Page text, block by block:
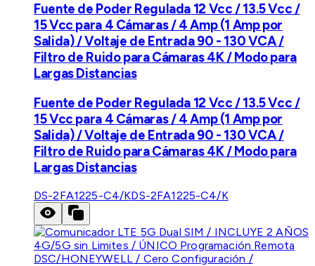
Fuente de Poder Regulada 12 Vcc / 13.5 Vcc /
15 Vcc para 4 Cámaras / 4 Amp (1 Amp por
Salida) / Voltaje de Entrada 90 - 130 VCA /
Filtro de Ruido para Cámaras 4K / Modo para
Largas Distancias
Fuente de Poder Regulada 12 Vcc / 13.5 Vcc /
15 Vcc para 4 Cámaras / 4 Amp (1 Amp por
Salida) / Voltaje de Entrada 90 - 130 VCA /
Filtro de Ruido para Cámaras 4K / Modo para
Largas Distancias
DS-2FA1225-C4/KDS-2FA1225-C4/K